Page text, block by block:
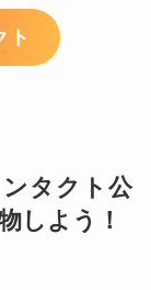
ト
タクト公
しよう！